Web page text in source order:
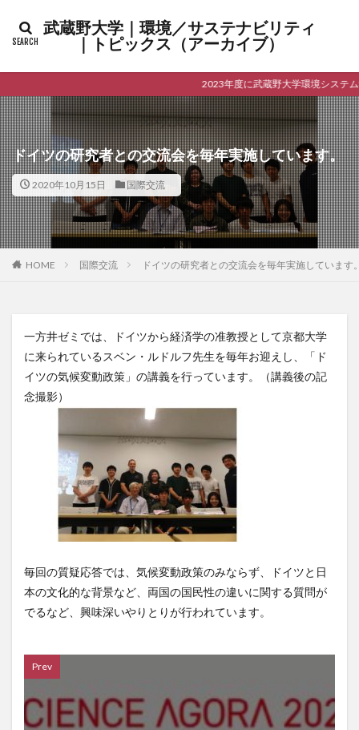
武蔵野大学｜環境／サステナビリティ
｜トピックス（アーカイブ）
2023年度に武蔵野大学環境システム
ドイツの研究者との交流会を毎年実施しています。
2020年10月15日 国際交流
HOME 国際交流 ドイツの研究者との交流会を毎年実施しています
一方井ゼミでは、ドイツから経済学の准教授として京都大学
に来られているスベン・ルドルフ先生を毎年お迎えし、「ド
イツの気候変動政策」の講義を行っています。（講義後の記
念撮影）
毎回の質疑応答では、気候変動政策のみならず、ドイツと日
本の文化的な背景など、両国の国民性の違いに関する質問が
でるなど、興味深いやりとりが行われています。
Prev